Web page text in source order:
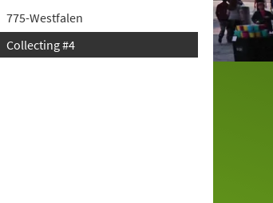
775-Westfalen
Collecting #4